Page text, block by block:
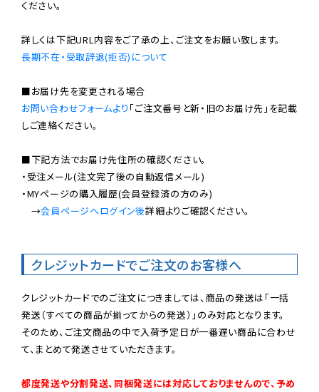
ください。
長期不在・受取辞退(拒否)について
お問い合わせフォームより 「ご注文番号と新・旧のお届け先」を記載
しご連絡ください。
■下記方法でお届け先住所の確認ください。
・受注メール(注文完了後の自動返信メール)
・MYページの購入履歴(会員登録済の方のみ)
→会員ページへログイン後詳細よりご確認ください。
クレジットカードでご注文のお客様へ
クレジットカードでのご注文につきましては、商品の発送は「一括
発送（すべての商品が揃ってからの発送）」のみ対応となります。
そのため、ご注文商品の中で入荷予定日が一番遅い商品に合わせ
て、まとめて発送させていただきます。
都度発送や分割発送、同梱発送には対応しておりませんので、予め